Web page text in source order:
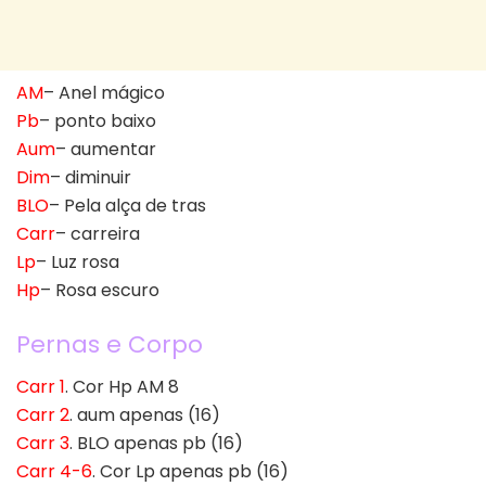
AM– Anel mágico
Pb– ponto baixo
Aum– aumentar
Dim– diminuir
BLO– Pela alça de tras
Carr– carreira
Lp– Luz rosa
Hp– Rosa escuro
Pernas e Corpo
Carr 1. Cor Hp AM 8
Carr 2. aum apenas (16)
Carr 3. BLO apenas pb (16)
Carr 4-6. Cor Lp apenas pb (16)